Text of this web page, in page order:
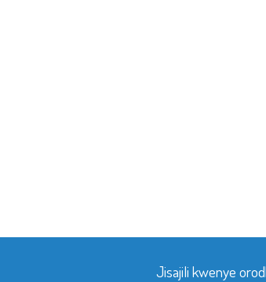
Jisajili kwenye